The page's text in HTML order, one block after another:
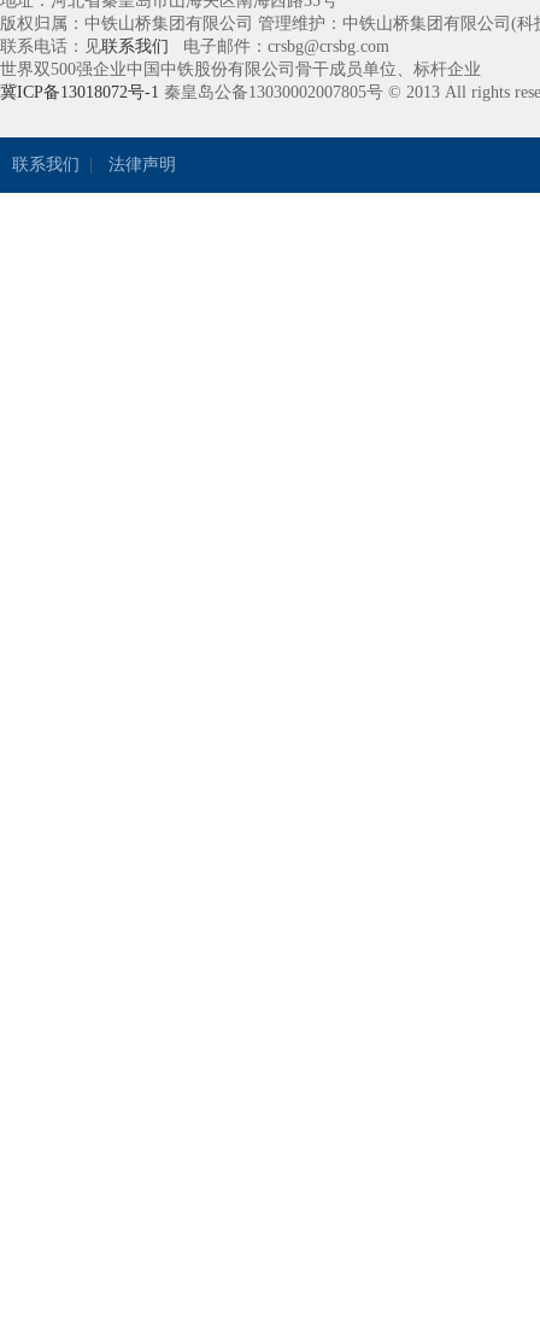
版权归属：中铁山桥集团有限公司 管理维护：中铁山桥集团有限公司(科
联系电话：见联系我们
电子邮件：crsbg@crsbg.com
世界双500强企业中国中铁股份有限公司骨干成员单位、标杆企业
冀ICP备13018072号-1 秦皇岛公备13030002007805号 © 2013 All rights
联系我们 法律声明